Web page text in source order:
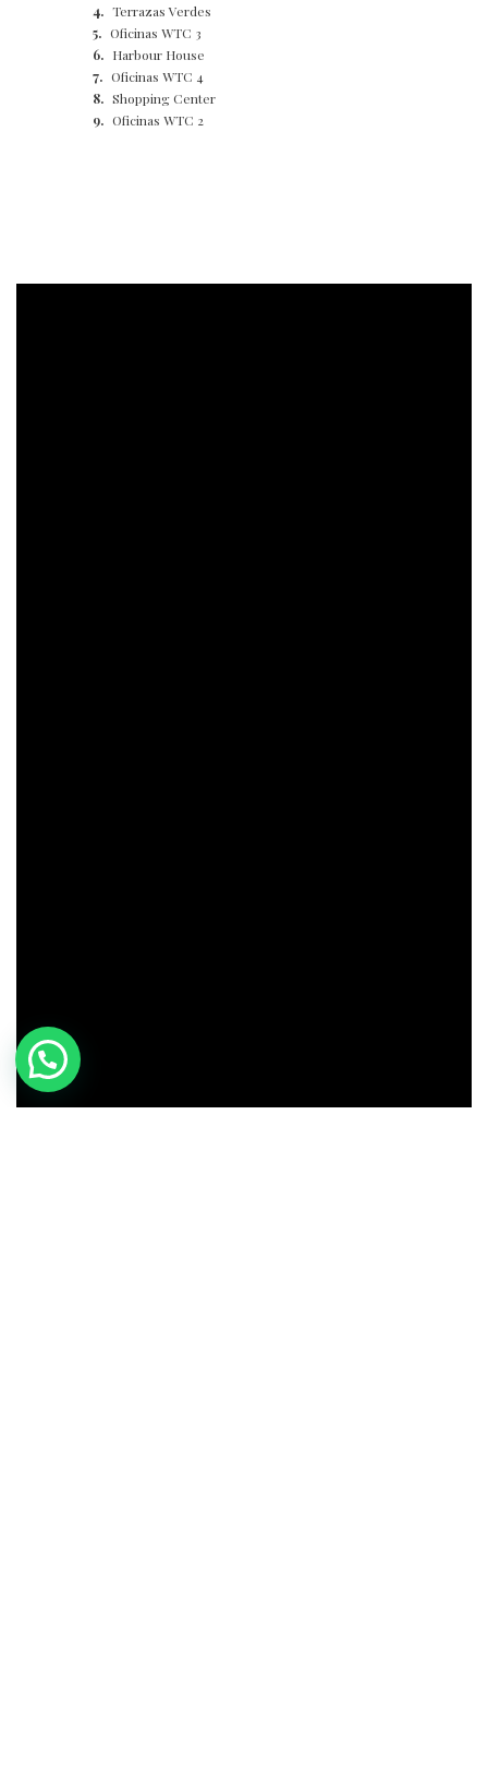
4. Terrazas Verdes
5. Oficinas WTC 3
6. Harbour House
7. Oficinas WTC 4
8. Shopping Center
9. Oficinas WTC 2